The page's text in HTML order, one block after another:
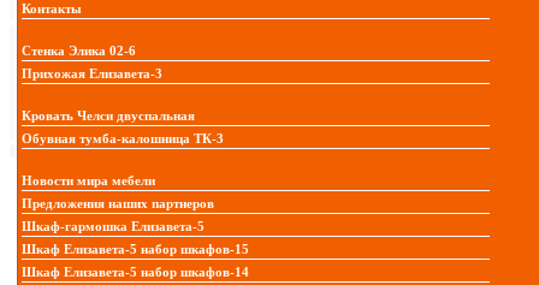
Контакты
Стенка Элика 02-6
Прихожая Елизавета-3
Кровать Челси двуспальная
Обувная тумба-калошница ТК-3
Новости мира мебели
Предложения наших партнеров
Шкаф-гармошка Елизавета-5
Шкаф Елизавета-5 набор шкафов-15
Шкаф Елизавета-5 набор шкафов-14